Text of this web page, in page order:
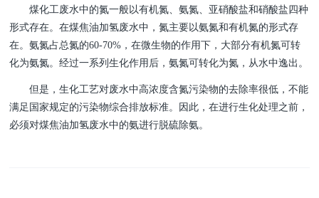
煤化工废水中的氮一般以有机氮、氨氮、亚硝酸盐和硝酸盐四种
形式存在。在煤焦油加氢废水中，氮主要以氨氮和有机氮的形式存
在。氨氮占总氮的60-70%，在微生物的作用下，大部分有机氮可转
化为氨氮。经过一系列生化作用后，氨氮可转化为氮，从水中逸出。
但是，生化工艺对废水中高浓度含氮污染物的去除率很低，不能
满足国家规定的污染物综合排放标准。因此，在进行生化处理之前，
必须对煤焦油加氢废水中的氨进行脱硫除氨。